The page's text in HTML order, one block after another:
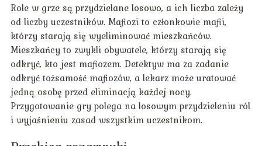
Role w grze są przydzielane losowo, a ich liczba zależy
od liczby uczestników. Mafiozi to członkowie mafii,
którzy starają się wyeliminować mieszkańców.
Mieszkańcy to zwykli obywatele, którzy starają się
odkryć, kto jest mafiozem. Detektyw ma za zadanie
odkryć tożsamość mafiozów, a lekarz może uratować
jedną osobę przed eliminacją każdej nocy.
Przygotowanie gry polega na losowym przydzieleniu ról
i wyjaśnieniu zasad wszystkim uczestnikom.